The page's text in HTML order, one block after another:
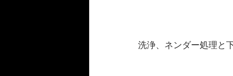
洗浄、ネンダー処理と